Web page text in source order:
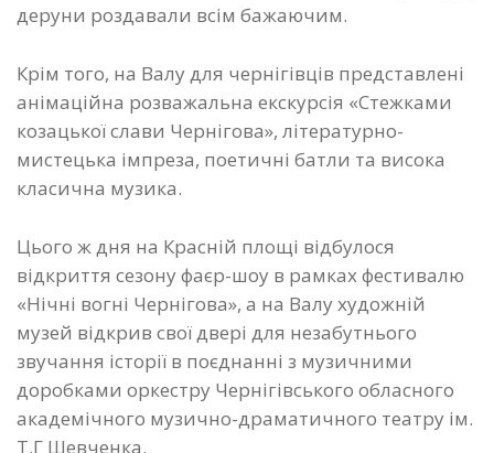
деруни роздавали всім бажаючим.
Крім того, на Валу для чернігівців представлені
анімаційна розважальна екскурсія «Стежками
козацької слави Чернігова», літературно-
мистецька імпреза, поетичні батли та висока
класична музика.
Цього ж дня на Красній площі відбулося
відкриття сезону фаєр-шоу в рамках фестивалю
«Нічні вогні Чернігова», а на Валу художній
музей відкрив свої двері для незабутнього
звучання історії в поєднанні з музичними
доробками оркестру Чернігівського обласного
академічного музично-драматичного театру ім.
Т.Г Шевченка.